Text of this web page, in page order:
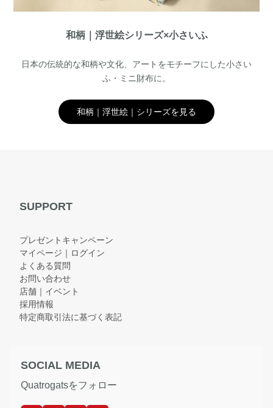
和柄｜浮世絵シリーズ×小さいふ
日本の伝統的な和柄や文化、アートをモチーフにした小さい
ふ・ミニ財布に。
和柄｜浮世絵｜シリーズを見る
SUPPORT
プレゼントキャンペーン
マイページ｜ログイン
よくある質問
お問い合わせ
店舗｜イベント
採用情報
特定商取引法に基づく表記
SOCIAL MEDIA
Quatrogatsをフォロー